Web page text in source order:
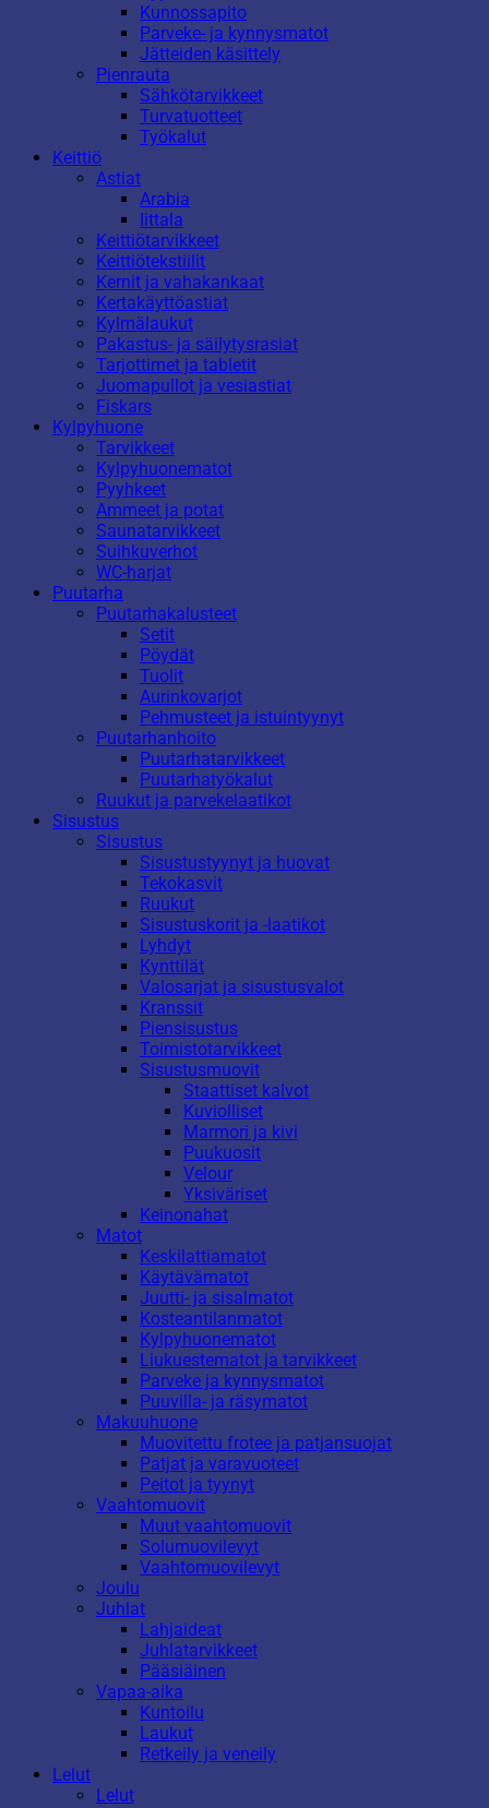
Kunnossapito
Parveke- ja kynnysmatot
Jätteiden käsittely
Pienrauta
Sähkötarvikkeet
Turvatuotteet
Työkalut
Keittiö
Astiat
Arabia
Iittala
Keittiötarvikkeet
Keittiötekstiilit
Kernit ja vahakankaat
Kertakäyttöastiat
Kylmälaukut
Pakastus- ja säilytysrasiat
Tarjottimet ja tabletit
Juomapullot ja vesiastiat
Fiskars
Kylpyhuone
Tarvikkeet
Kylpyhuonematot
Pyyhkeet
Ammeet ja potat
Saunatarvikkeet
Suihkuverhot
WC-harjat
Puutarha
Puutarhakalusteet
Setit
Pöydät
Tuolit
Aurinkovarjot
Pehmusteet ja istuintyynyt
Puutarhanhoito
Puutarhatarvikkeet
Puutarhatyökalut
Ruukut ja parvekelaatikot
Sisustus
Sisustus
Sisustustyynyt ja huovat
Tekokasvit
Ruukut
Sisustuskorit ja -laatikot
Lyhdyt
Kynttilät
Valosarjat ja sisustusvalot
Kranssit
Piensisustus
Toimistotarvikkeet
Sisustusmuovit
Staattiset kalvot
Kuviolliset
Marmori ja kivi
Puukuosit
Velour
Yksiväriset
Keinonahat
Matot
Keskilattiamatot
Käytävämatot
Juutti- ja sisalmatot
Kosteantilanmatot
Kylpyhuonematot
Liukuestematot ja tarvikkeet
Parveke ja kynnysmatot
Puuvilla- ja räsymatot
Makuuhuone
Muovitettu frotee ja patjansuojat
Patjat ja varavuoteet
Peitot ja tyynyt
Vaahtomuovit
Muut vaahtomuovit
Solumuovilevyt
Vaahtomuovilevyt
Joulu
Juhlat
Lahjaideat
Juhlatarvikkeet
Pääsiäinen
Vapaa-aika
Kuntoilu
Laukut
Retkeily ja veneily
Lelut
Lelut